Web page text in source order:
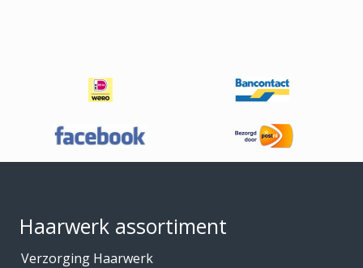
Haarwerk assortiment
Verzorging Haarwerk